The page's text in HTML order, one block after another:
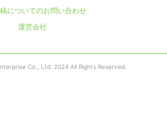
についてのお問い合わせ
運営会社
Co., Ltd. 2024 All Rights Reserved.